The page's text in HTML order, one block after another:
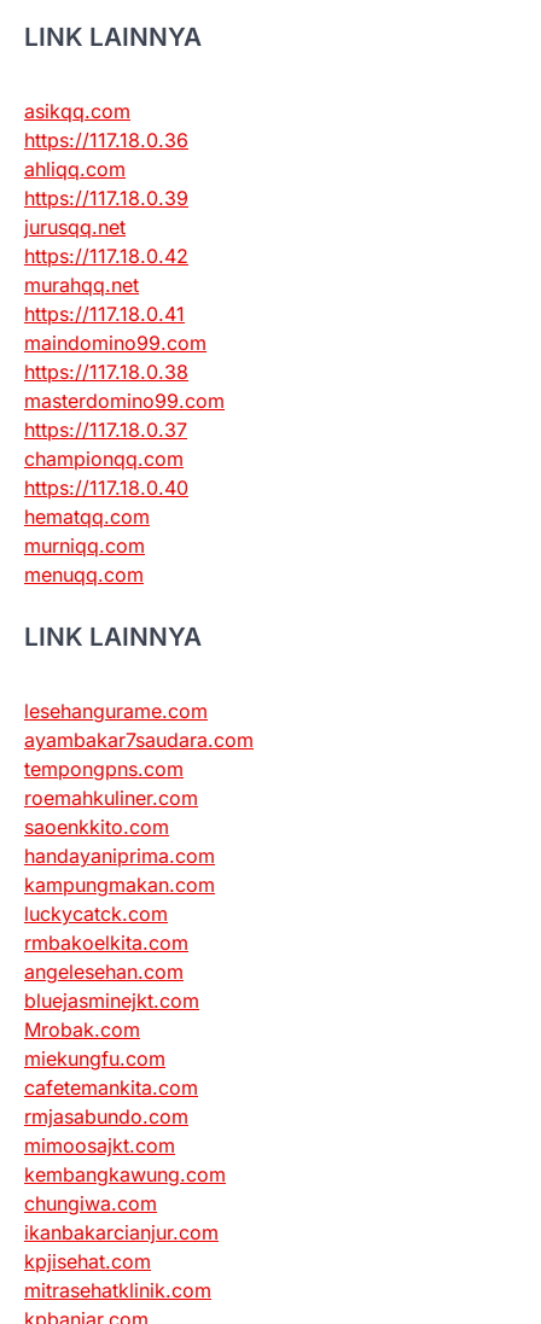
LINK LAINNYA
asikqq.com
https://117.18.0.36
ahliqq.com
https://117.18.0.39
jurusqq.net
https://117.18.0.42
murahqq.net
https://117.18.0.41
maindomino99.com
https://117.18.0.38
masterdomino99.com
https://117.18.0.37
championqq.com
https://117.18.0.40
hematqq.com
murniqq.com
menuqq.com
LINK LAINNYA
lesehangurame.com
ayambakar7saudara.com
tempongpns.com
roemahkuliner.com
saoenkkito.com
handayaniprima.com
kampungmakan.com
luckycatck.com
rmbakoelkita.com
angelesehan.com
bluejasminejkt.com
Mrobak.com
miekungfu.com
cafetemankita.com
rmjasabundo.com
mimoosajkt.com
kembangkawung.com
chungiwa.com
ikanbakarcianjur.com
kpjisehat.com
mitrasehatklinik.com
kpbanjar.com